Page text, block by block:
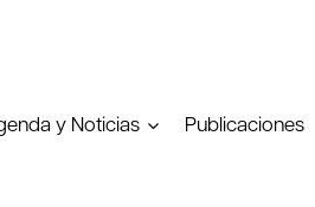
y Noticias Publicaciones